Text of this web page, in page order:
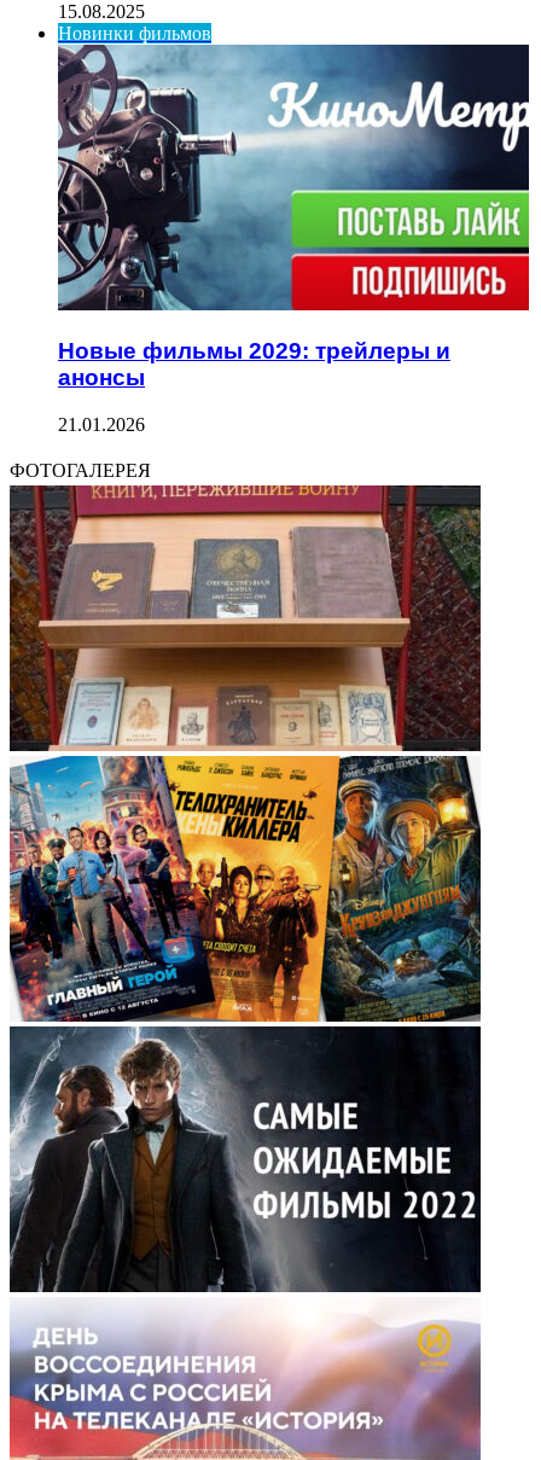
15.08.2025
Новинки фильмов
Новые фильмы 2029: трейлеры и
анонсы
21.01.2026
ФОТОГАЛЕРЕЯ